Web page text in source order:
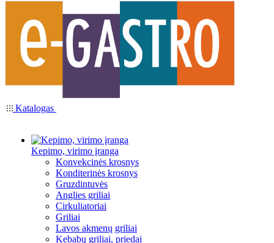
Katalogas
Kepimo, virimo įranga
Konvekcinės krosnys
Konditerinės krosnys
Gruzdintuvės
Anglies griliai
Cirkuliatoriai
Griliai
Lavos akmenų griliai
Kebabų griliai, priedai